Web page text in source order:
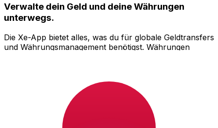
Verwalte dein Geld und deine Währungen
unterwegs.
Die Xe-App bietet alles, was du für globale Geldtransfers
und Währungsmanagement benötigst. Währungen